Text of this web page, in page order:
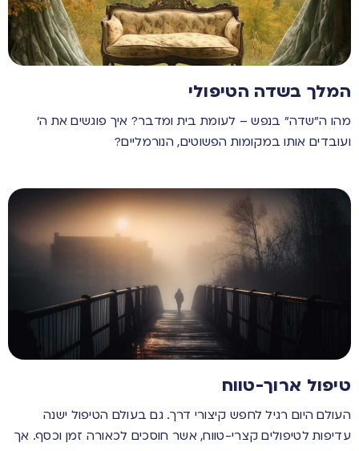
המלך בשדה הטיפולי
מהו ה”שדה” בנפש – לעומת בית ומדבר? איך פוגשים את ה’
ועובדים אותו במקומות הפשוטים, הנורמליים?
טיפול ארוך-טווח
העולם היום רגיל לחפש קיצורי דרך. גם בעולם הטיפול ישנה
עדיפות לטיפולים קצרי-טווח, אשר חוסכים לכאורה זמן וכסף. אך